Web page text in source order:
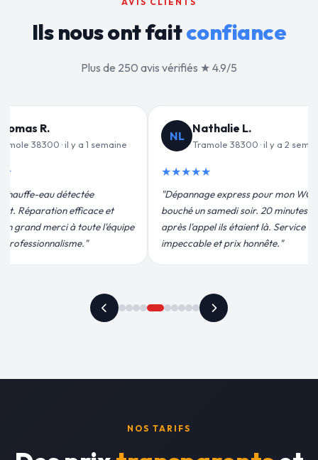
Ils nous ont faitconfiance
Plus de 250 avis vérifiés ★ 4.9/5
L.
38300 · il y a 2 semaines
pour mon WC
soir. 20 minutes
étaient là. Service
prix honnête."
JF
Jean-François C.
Tramole 38300 · il y a 3 semaines
★★★★★
"Remplacement de mon chauffe-eau en
moins de 2h. Équipe très pro, devis
conforme, chantier propre. Je
recommande vivement."
NOS TARIFS